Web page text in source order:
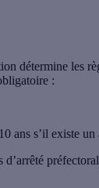
détermine les
:
ans s’il existe
d’arrêté